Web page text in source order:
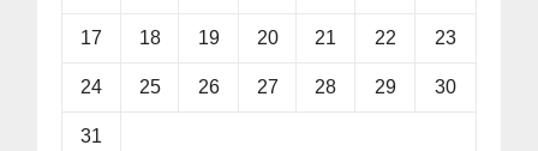
17 18 19 20 21 22 23
24 25 26 27 28 29 30
31